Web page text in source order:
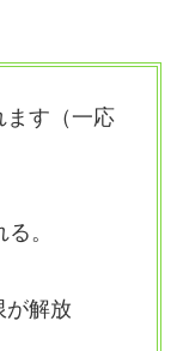
ます（一応
。
が解放